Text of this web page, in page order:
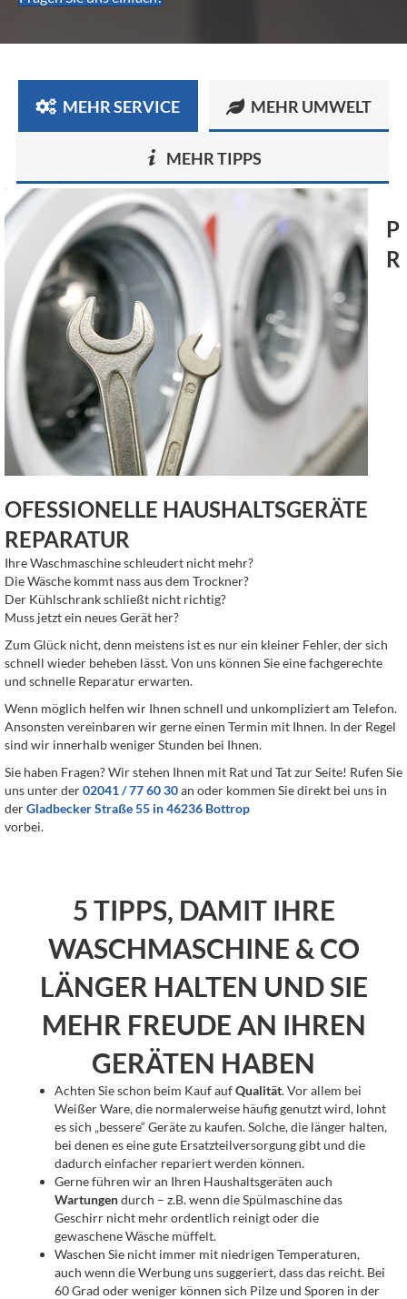
MEHR SERVICE MEHR UMWELT
MEHR TIPPS
P
R
OFESSIONELLE HAUSHALTSGERÄTE
REPARATUR
Ihre Waschmaschine schleudert nicht mehr?
Die Wäsche kommt nass aus dem Trockner?
Der Kühlschrank schließt nicht richtig?
Muss jetzt ein neues Gerät her?
Zum Glück nicht, denn meistens ist es nur ein kleiner Fehler, der sich
schnell wieder beheben lässt. Von uns können Sie eine fachgerechte
und schnelle Reparatur erwarten.
Wenn möglich helfen wir Ihnen schnell und unkompliziert am Telefon.
Ansonsten vereinbaren wir gerne einen Termin mit Ihnen. In der Regel
sind wir innerhalb weniger Stunden bei Ihnen.
Sie haben Fragen? Wir stehen Ihnen mit Rat und Tat zur Seite! Rufen Sie
uns unter der02041 / 77 60 30an oder kommen Sie direkt bei uns in
derGladbecker Straße 55 in 46236 Bottrop
vorbei.
5 TIPPS, DAMIT IHRE
WASCHMASCHINE & CO
LÄNGER HALTEN UND SIE
MEHR FREUDE AN IHREN
GERÄTEN HABEN
Achten Sie schon beim Kauf aufQualität. Vor allem bei
Weißer Ware, die normalerweise häufig genutzt wird, lohnt
es sich „bessere“ Geräte zu kaufen. Solche, die länger halten,
bei denen es eine gute Ersatzteilversorgung gibt und die
dadurch einfacher repariert werden können.
Gerne führen wir an Ihren Haushaltsgeräten auch
Wartungendurch – z.B. wenn die Spülmaschine das
Geschirr nicht mehr ordentlich reinigt oder die
gewaschene Wäsche müffelt.
Waschen Sie nicht immer mit niedrigen Temperaturen,
auch wenn die Werbung uns suggeriert, dass das reicht. Bei
60 Grad oder weniger können sich Pilze und Sporen in der